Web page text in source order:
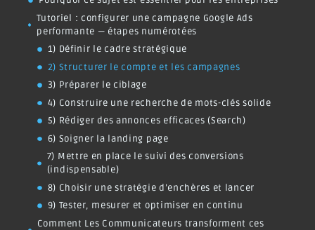
Tutoriel : configurer une campagne Google Ads
performante — étapes numérotées
1) Définir le cadre stratégique
2) Structurer le compte et les campagnes
3) Préparer le ciblage
4) Construire une recherche de mots-clés solide
5) Rédiger des annonces efficaces (Search)
6) Soigner la landing page
7) Mettre en place le suivi des conversions
(indispensable)
8) Choisir une stratégie d’enchères et lancer
9) Tester, mesurer et optimiser en continu
Comment Les Communicateurs transforment ces